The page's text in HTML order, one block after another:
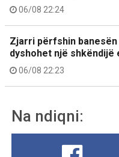
06/08 22:24
Zjarri përfshin
dyshohet një shkëndijë
06/08 22:23
Na ndiqni: